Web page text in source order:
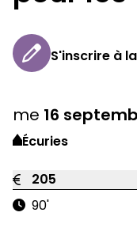
S'inscrire à
me 16
Écuries
205
90'